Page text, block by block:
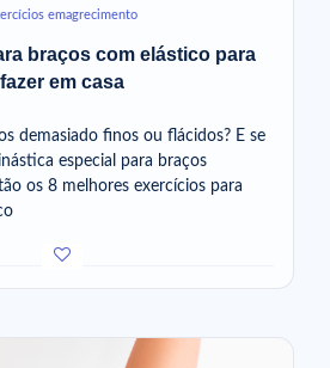
emagrecimento
braços com elástico para
fazer em casa
demasiado finos ou flácidos? E se
especial para braços
os 8 melhores exercícios para